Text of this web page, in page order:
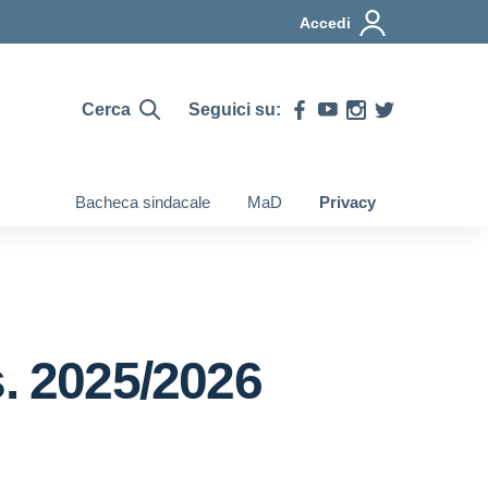
Accedi
Cerca Seguici su:
Bacheca sindacale MaD Privacy
2025/2026